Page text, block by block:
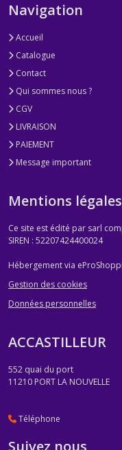
Navigation
Accueil
Catalogue
Contact
Qui sommes nous ?
CGV
LIVRAISON
PAIEMENT
Message important
Mentions légales
Ce site est édité par sarl
SIREN : 52207424400024
Hébergement via
Gestion des cookies
Données personnelles
ACCASTILLEUR
552 quai du port
11210 PORT LA NOUVELLE
Téléphone
Suivez nous